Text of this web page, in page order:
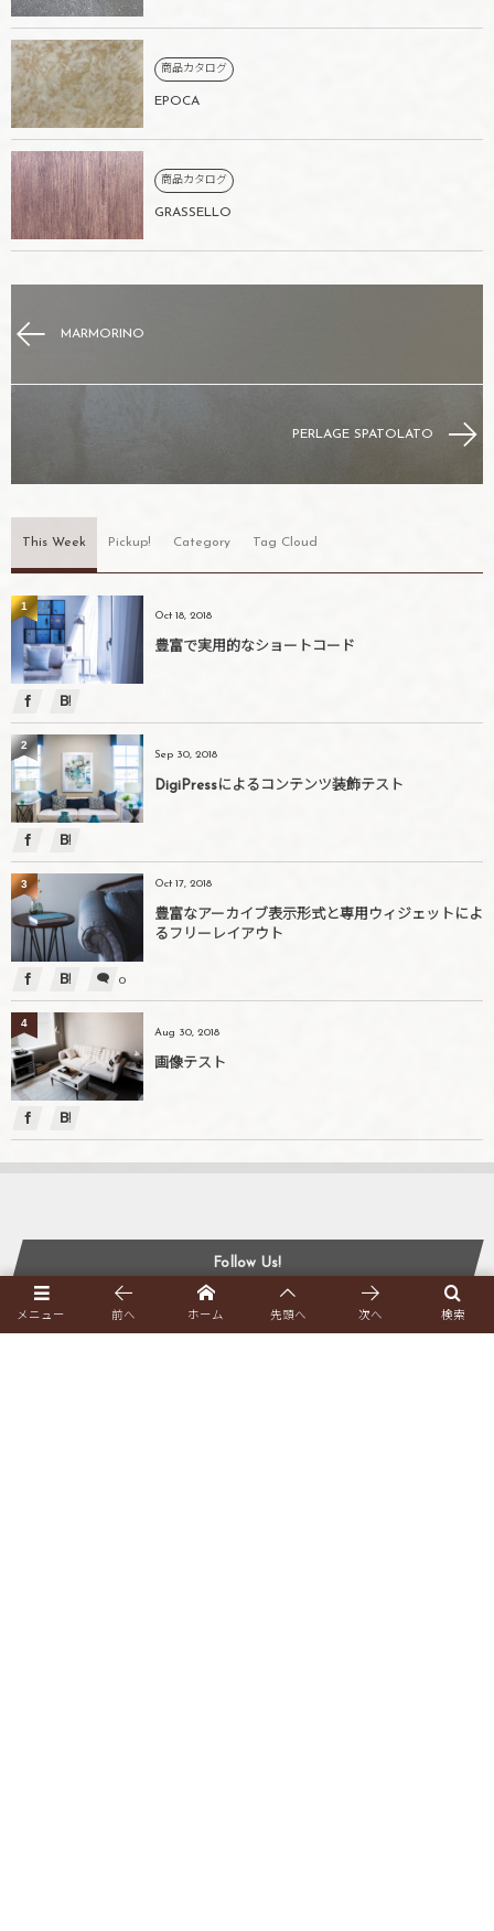
商品カタログ
EPOCA
商品カタログ
GRASSELLO
MARMORINO
PERLAGE SPATOLATO
This Week Pickup! Category Tag Cloud
Oct 18, 2018
豊富で実用的なショートコード
1
Sep 30, 2018
DigiPressによるコンテンツ装飾テスト
2
Oct 17, 2018
豊富なアーカイブ表示形式と専用ウィジェットによ
るフリーレイアウト
0
3
Aug 30, 2018
画像テスト
4
Follow Us!
メニュー 検索
前へ ホーム 先頭へ 次へ